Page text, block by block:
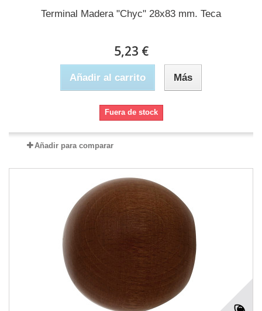
Terminal Madera "Chyc" 28x83 mm. Teca
5,23 €
Añadir al carrito Más
Fuera de stock
Añadir para comparar